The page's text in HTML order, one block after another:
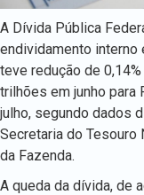
A Dívida Pública
endividamento interno
teve redução de
trilhões em junho para
julho, segundo dados
Secretaria do Tesouro
da Fazenda.
A queda da dívida, de